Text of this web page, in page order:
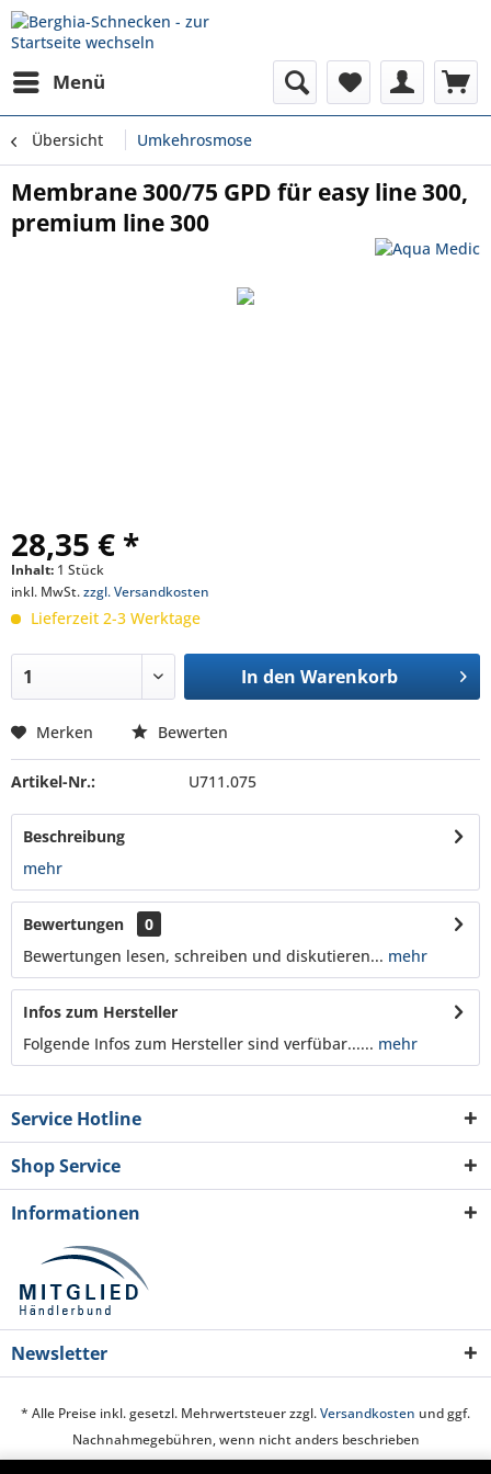
Menü
Übersicht Umkehrosmose
Membrane 300/75 GPD für easy line 300,
premium line 300
28,35 € *
Inhalt: 1 Stück
inkl. MwSt.zzgl. Versandkosten
Lieferzeit 2-3 Werktage
In den Warenkorb
Merken Bewerten
Artikel-Nr.: U711.075
Beschreibung
mehr
Bewertungen
0
Bewertungen lesen, schreiben und diskutieren... mehr
Infos zum Hersteller
Folgende Infos zum Hersteller sind verfübar...... mehr
Service Hotline
Shop Service
Informationen
Newsletter
* Alle Preise inkl. gesetzl. Mehrwertsteuer zzgl.Versandkosten und ggf.
Nachnahmegebühren, wenn nicht anders beschrieben